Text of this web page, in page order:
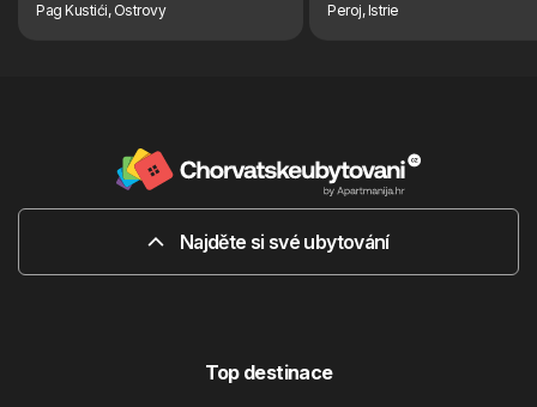
Pag Kustići, Ostrovy Peroj, Istrie
Najděte si své ubytování
Top destinace